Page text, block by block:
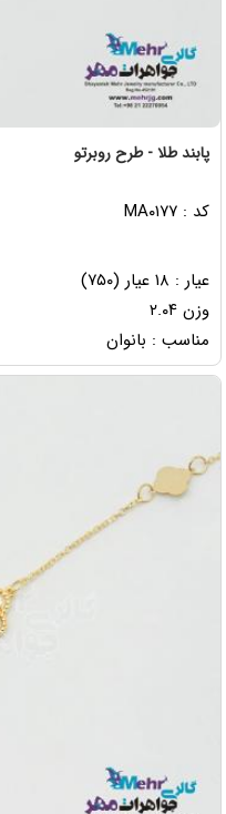
پابند طلا - طرح روبرتو
کد : MA۰۱۷۷
عیار : ۱۸ عیار (۷۵۰)
وزن ۲.۰۴
مناسب : بانوان